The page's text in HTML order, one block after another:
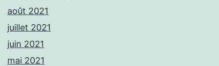
août 2021
juillet 2021
juin 2021
mai 2021